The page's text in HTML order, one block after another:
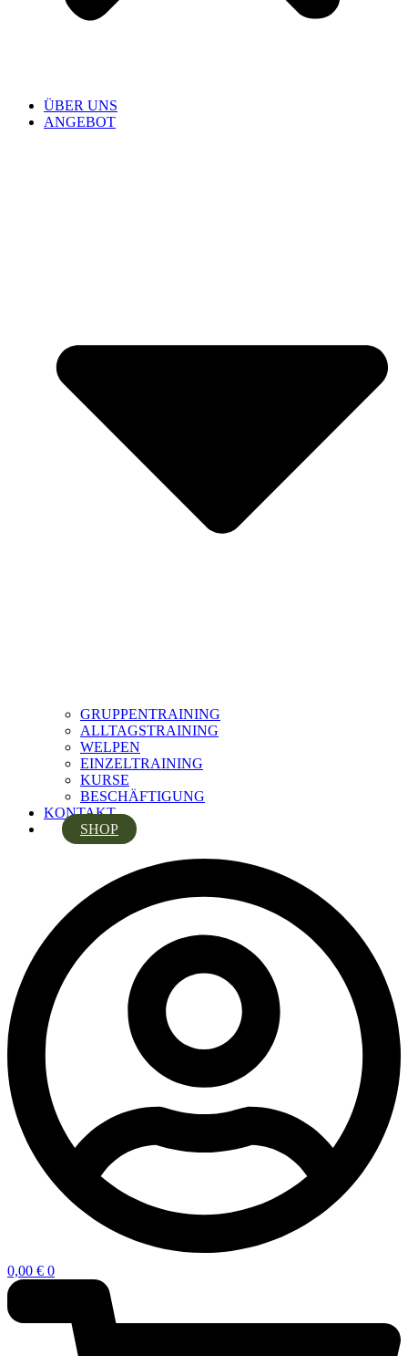
ÜBER UNS
ANGEBOT
GRUPPENTRAINING
ALLTAGSTRAINING
WELPEN
EINZELTRAINING
KURSE
BESCHÄFTIGUNG
KONTAKT
SHOP
0,00 € 0